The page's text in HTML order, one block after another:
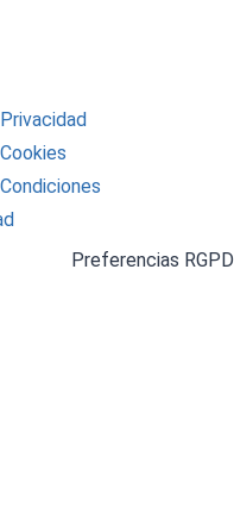
Preferencias RGPD